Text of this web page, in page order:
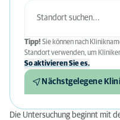
Tipp! Sie können nach
Standort verwenden, um
So aktivieren Sie es.
Nächstgelegene
Die Untersuchung beginnt mit